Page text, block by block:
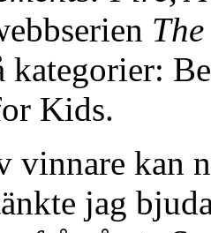
kategorier:
Kids.
vinnare kan
jag